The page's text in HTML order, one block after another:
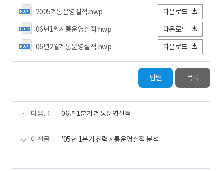
2005계통운영실적.hwp
다운로드
06년1월계통운영실적.hwp
다운로드
06년2월계통운영실적.hwp
다운로드
답변 목록
다음글 06년 1분기 계통운영실적
이전글 '05년 1분기 전력계통운영실적 분석